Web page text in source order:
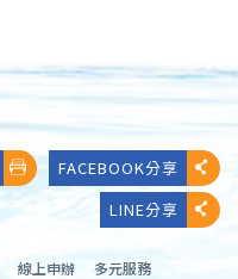
FACEBOOK分享
LINE分享
線上申辦 多元服務